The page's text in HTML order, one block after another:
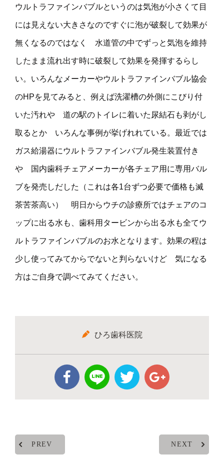
ウルトラファインバブルというのは気泡が小さくて目
には見えない大きさなのですぐに泡が破裂して効果が
無くなるのではなく 水道管の中でずっと気泡を維持
したまま流れ出す時に破裂して効果を発揮するらし
い。いろんなメーカーやウルトラファインバブル協会
のHPを見てみると、例えば洗濯槽の外側にこびり付
いた汚れや 道の駅のトイレに着いた尿結石も剥がし
取るとか いろんな事例が挙げれれている。最近では
ガス給湯器にウルトラファインバブル発生装置付き
や 国内歯科チェアメーカーが各チェア用に専用バル
ブを発売しだした（これは各1台ずつ必要で価格も滅
茶苦茶高い） 明日からウチの診療所ではチェアのコ
ップに出る水も、歯科用タービンから出る水も全てウ
ルトラファインバブルのお水となります。効果の程は
少し使ってみてからでないと判らないけど 気になる
方はご自身で調べてみてください。
ひろ歯科医院
PREV NEXT